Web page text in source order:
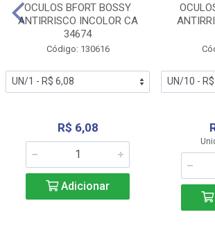
OCULOS BFORT BOSSY
ANTIRRISCO INCOLOR CA
34674
Código: 130616
R$ 6,08
Adicionar